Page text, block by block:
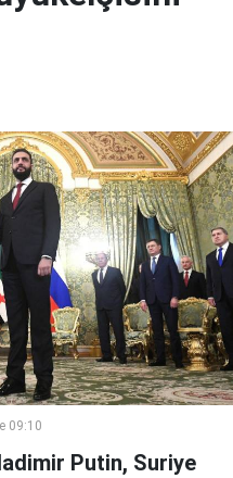
09:10
Putin, Suriye